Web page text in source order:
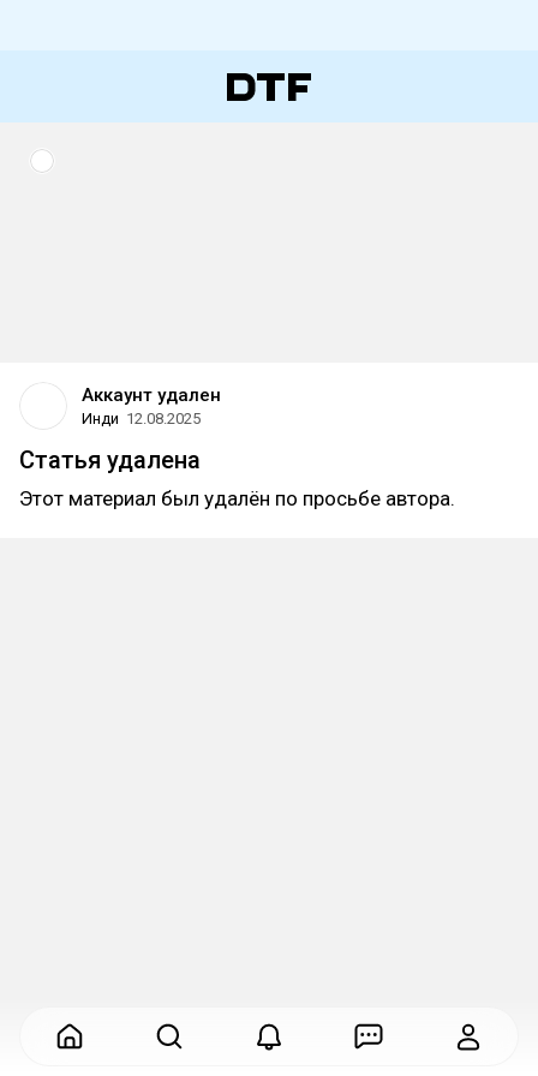
Аккаунт удален
Инди 12.08.2025
Статья удалена
Этот материал был удалён по просьбе автора.